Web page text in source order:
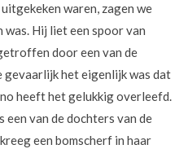
waren, zagen we
Hij liet een spoor van
door een van de
gevaarlijk het eigenlijk was dat
heeft het gelukkig overleefd.
van de dochters van de
een bomscherf in haar